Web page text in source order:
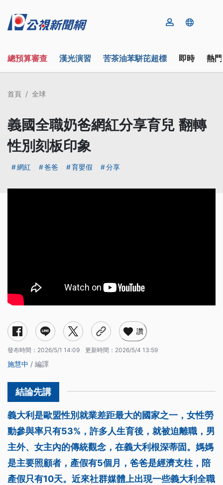
總預算審查 漢光演習 苦茶油苯駢芘超標 即時 熱
首頁 全球
義國全職奶爸網紅分享育兒 翻轉
性別刻板印象
網紅 爸爸 育嬰假 分享
讚
發布時間： 2026/5/1 14:09 更新時間： 2026/5/4 13:59
施慧中 / 編譯
義大利是歐盟性別就業差距最大的國家之一，女性勞
動參與率只有53%，許多人生育後，就被迫離職，男
主外、女主內的傳統觀念，在義大利根深蒂固。媽媽
是主要照顧者，產假有5個月，爸爸是經濟支柱，陪
產假只有10天。近來社群媒體上出現一些義大利全職